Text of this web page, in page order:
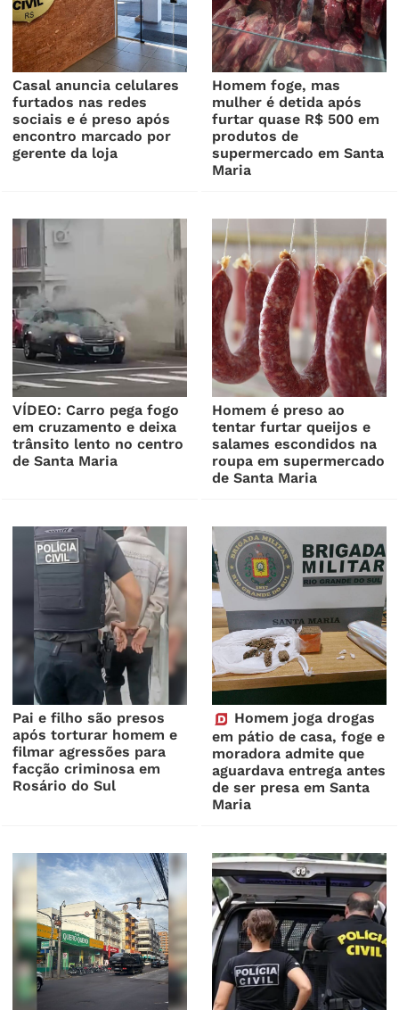
Casal anuncia celulares
furtados nas redes
sociais e é preso após
encontro marcado por
gerente da loja
Homem foge, mas
mulher é detida após
furtar quase R$ 500 em
produtos de
supermercado em Santa
Maria
VÍDEO: Carro pega fogo
em cruzamento e deixa
trânsito lento no centro
de Santa Maria
Homem é preso ao
tentar furtar queijos e
salames escondidos na
roupa em supermercado
de Santa Maria
Pai e filho são presos
após torturar homem e
filmar agressões para
facção criminosa em
Rosário do Sul
Homem joga drogas
em pátio de casa, foge e
moradora admite que
aguardava entrega antes
de ser presa em Santa
Maria